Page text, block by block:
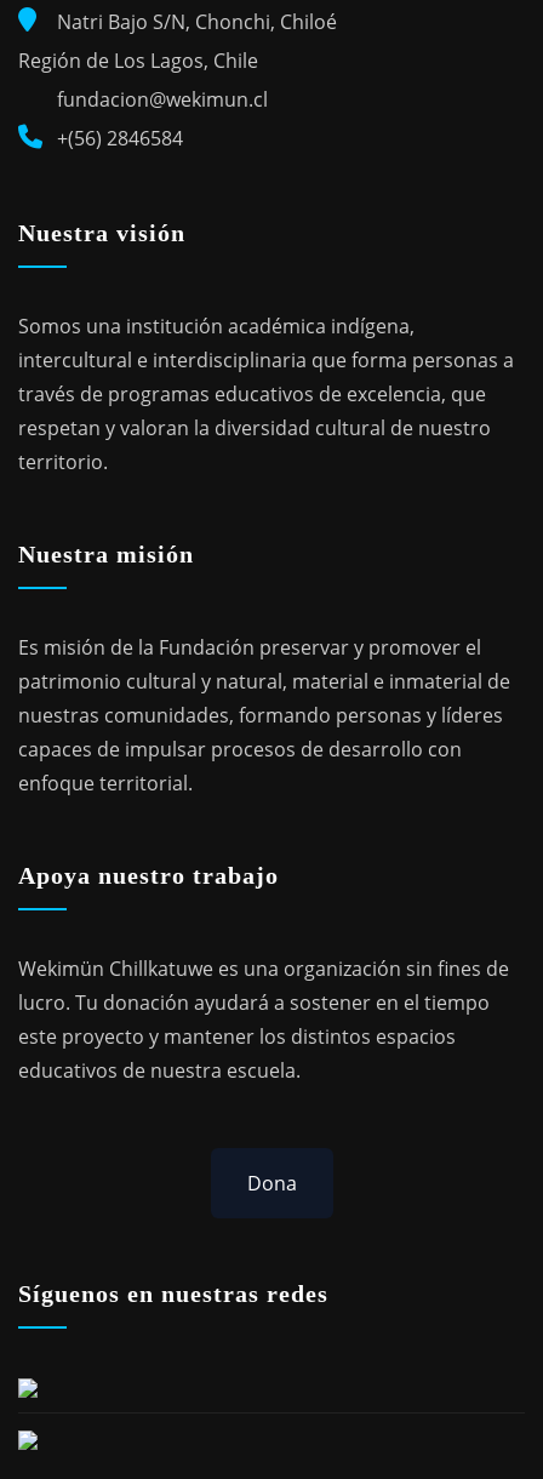
Natri Bajo S/N, Chonchi, Chiloé
Región de Los Lagos, Chile
fundacion@wekimun.cl
+(56) 2846584
Nuestra visión
Somos una institución académica indígena,
intercultural e interdisciplinaria que forma personas a
través de programas educativos de excelencia, que
respetan y valoran la diversidad cultural de nuestro
territorio.
Nuestra misión
Es misión de la Fundación preservar y promover el
patrimonio cultural y natural, material e inmaterial de
nuestras comunidades, formando personas y líderes
capaces de impulsar procesos de desarrollo con
enfoque territorial.
Apoya nuestro trabajo
Wekimün Chillkatuwe es una organización sin fines de
lucro. Tu donación ayudará a sostener en el tiempo
este proyecto y mantener los distintos espacios
educativos de nuestra escuela.
Dona
Síguenos en nuestras redes